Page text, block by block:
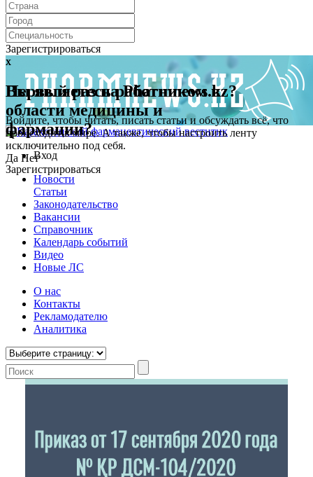
Зарегистрироваться
x
Первый раз на Pharmnews.kz?
Войдите, чтобы читать, писать статьи и обсуждать всё, что
происходит в мире. А также, чтобы настроить ленту
исключительно под себя.
Зарегистрироваться
x
Вы являетесь работником в
области медицины и
фармации?
Да НетВход
Новости
Статьи
Законодательство
Вакансии
Справочник
Календарь событий
Видео
Новые ЛС
О нас
Контакты
Рекламодателю
Аналитика